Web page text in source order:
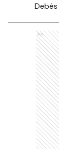
Debés
Ads